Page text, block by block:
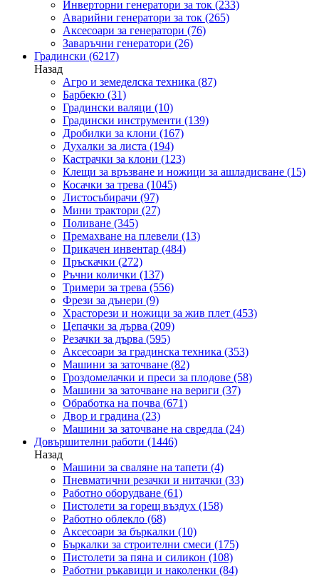
Инверторни генератори за ток (233)
Аварийни генератори за ток (265)
Аксесоари за генератори (76)
Заваръчни генератори (26)
Градински (6217)
Назад
Агро и земеделска техника (87)
Барбекю (31)
Градински валяци (10)
Градински инструменти (139)
Дробилки за клони (167)
Духалки за листа (194)
Кастрачки за клони (123)
Клещи за връзване и ножици за ашладисване (15)
Косачки за трева (1045)
Листосъбирачи (97)
Мини трактори (27)
Поливане (345)
Премахване на плевели (13)
Прикачен инвентар (484)
Пръскачки (272)
Ръчни колички (137)
Тримери за трева (556)
Фрези за дънери (9)
Храсторези и ножици за жив плет (453)
Цепачки за дърва (209)
Резачки за дърва (595)
Аксесоари за градинска техника (353)
Машини за заточване (82)
Гроздомелачки и преси за плодове (58)
Машини за заточване на вериги (37)
Обработка на почва (671)
Двор и градина (23)
Машини за заточване на свредла (24)
Довършителни работи (1446)
Назад
Машини за сваляне на тапети (4)
Пневматични резачки и нитачки (33)
Работно оборудване (61)
Пистолети за горещ въздух (158)
Работно облекло (68)
Аксесоари за бъркалки (10)
Бъркалки за строителни смеси (175)
Пистолети за пяна и силикон (108)
Работни ръкавици и наколенки (84)